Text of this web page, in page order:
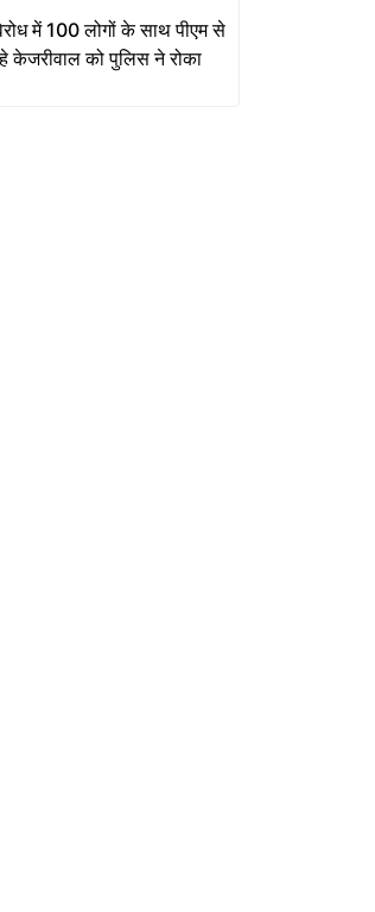
में 100 लोगों के साथ पीएम से
केजरीवाल को पुलिस ने रोका